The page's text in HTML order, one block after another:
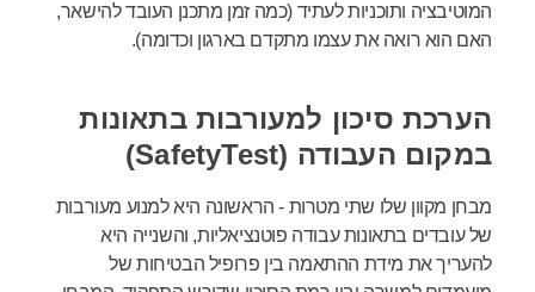
המוטיבציה ותוכניות לעתיד (כמה זמן מתכנן העובד להישאר,
האם הוא רואה את עצמו מתקדם בארגון וכדומה).
הערכת סיכון למעורבות בתאונות
במקום העבודה (SafetyTest)
מבחן מקוון שלו שתי מטרות - הראשונה היא למנוע מעורבות
של עובדים בתאונות עבודה פוטנציאליות, והשנייה היא
להעריך את מידת ההתאמה בין פרופיל הבטיחות של